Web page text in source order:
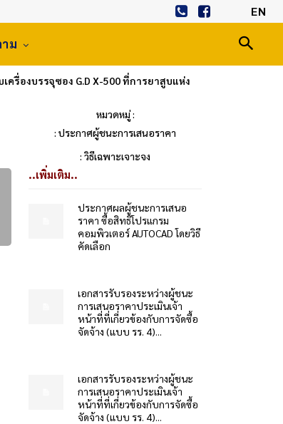
EN
ม
รื่องบรรจุซอง G.D X-500 ที่การยาสูบแห่ง
หมวดหมู่ :
: ประกาศผู้ชนะการเสนอราคา
: วิธีเฉพาะเจาะจง
..เพิ่มเติม..
ประกาศผลผู้ชนะการเสนอ
ราคา ซื้อสิทธิโปรแกรม
คอมพิวเตอร์ AUTOCAD โดยวิธี
คัดเลือก
เอกสารรับรองระหว่างผู้ชนะ
การเสนอราคาประเมินเจ้า
หน้าที่ที่เกี่ยวข้องกับการจัดซื้อ
จัดจ้าง (แบบ รร. 4)...
เอกสารรับรองระหว่างผู้ชนะ
การเสนอราคาประเมินเจ้า
หน้าที่ที่เกี่ยวข้องกับการจัดซื้อ
จัดจ้าง (แบบ รร. 4)...